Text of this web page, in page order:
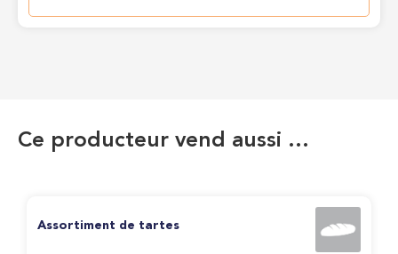
Ce producteur vend aussi …
Assortiment de tartes